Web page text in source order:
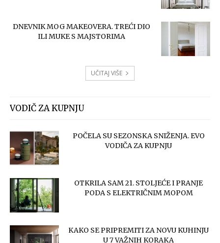
DNEVNIK MOG MAKEOVERA. TREĆI DIO
ILI MUKE S MAJSTORIMA
UČITAJ VIŠE
VODIČ ZA KUPNJU
POČELA SU SEZONSKA SNIŽENJA. EVO
VODIČA ZA KUPNJU
OTKRILA SAM 21. STOLJEĆE I PRANJE
PODA S ELEKTRIČNIM MOPOM
KAKO SE PRIPREMITI ZA NOVU KUHINJU
U 7 VAŽNIH KORAKA